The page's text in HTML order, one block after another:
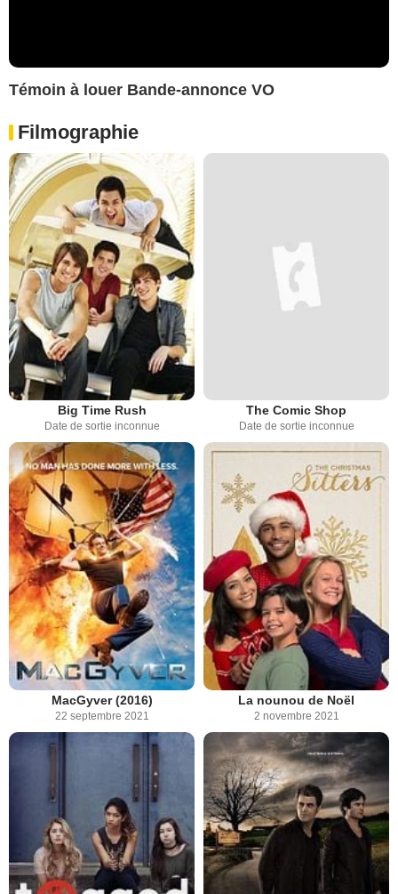
Témoin à louer Bande-annonce VO
Filmographie
Big Time Rush
Date de sortie inconnue
The Comic Shop
Date de sortie inconnue
MacGyver (2016)
22 septembre 2021
La nounou de Noël
2 novembre 2021